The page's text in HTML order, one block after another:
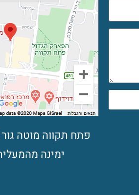
ימינה